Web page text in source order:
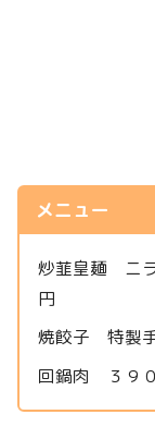
メニュー
炒韮皇麺 ニ
円
焼餃子 特製
回鍋肉 ３９